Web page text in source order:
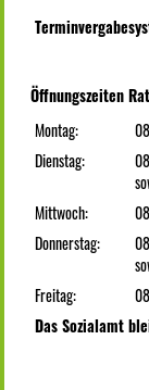
Öffnungszeiten
Montag:
Dienstag:
Mittwoch:
Donnerstag:
Freitag:
Das Sozialamt